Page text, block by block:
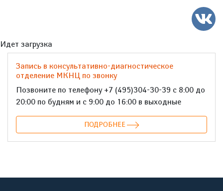
Идет загрузка
Запись в консультативно-диагностическое
отделение МКНЦ по звонку
Позвоните по телефону +7 (495)304-30-39 с 8:00 до
20:00 по будням и с 9:00 до 16:00 в выходные
ПОДРОБНЕЕ